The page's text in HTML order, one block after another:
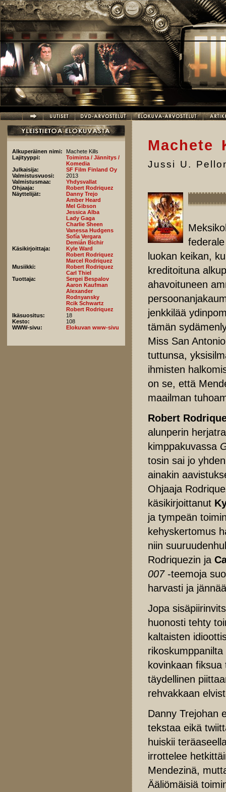
Hyppää pääsisältöön
Alkuperäinen nimi:
Machete Kills
Lajityyppi:
Toiminta / Jännitys /
Komedia
Julkaisija:
SF Film Finland Oy
Valmistusvuosi:
2013
Valmistusmaa:
Yhdysvallat
Ohjaaja:
Robert Rodriquez
Näyttelijät:
Danny Trejo
Amber Heard
Mel Gibson
Jessica Alba
Lady Gaga
Charlie Sheen
Vanessa Hudgens
Sofía Vergara
Demián Bichir
Käsikirjoittaja:
Kyle Ward
Robert Rodriquez
Marcel Rodriquez
Musiikki:
Robert Rodriquez
Carl Thiel
Tuottaja:
Sergei Bespalov
Aaron Kaufman
Alexander
Rodnyansky
Rcik Schwartz
Robert Rodriquez
Ikäsuositus:
18
Kesto:
108
WWW-sivu:
Elokuvan www-sivu
Machete
Jussi U.
luokan keikan,
kreditoituna
ahavoituneen
jenkkilää
tämän
Miss San
tuttunsa,
ihmisten
on se, että
maailman
Robert
alunperin
kimppakuvassa
tosin sai jo
ainakin
Ohjaaja
käsikirjoittanut
ja tympeän
kehyskertomus
niin
Rodriquezin ja
007 -teemoja
harvasti ja
Jopa
huonosti tehty
kaltaisten
rikoskumppanilta
kovinkaan
täydellinen
rehvakkaan
Danny Trejohan
tekstaa eikä
huiskii
irrottelee
Mendezinä,
Ääliömäisiä